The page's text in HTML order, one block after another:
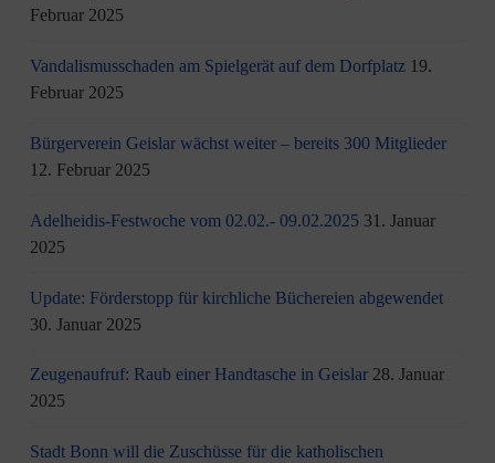
Februar 2025
Vandalismusschaden am Spielgerät auf dem Dorfplatz 19.
Februar 2025
Bürgerverein Geislar wächst weiter – bereits 300 Mitglieder
12. Februar 2025
Adelheidis-Festwoche vom 02.02.- 09.02.2025 31. Januar
2025
Update: Förderstopp für kirchliche Büchereien abgewendet
30. Januar 2025
Zeugenaufruf: Raub einer Handtasche in Geislar 28. Januar
2025
Stadt Bonn will die Zuschüsse für die katholischen